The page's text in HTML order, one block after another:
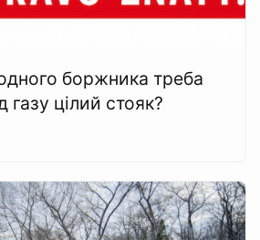
боржника треба
газу цілий стояк?